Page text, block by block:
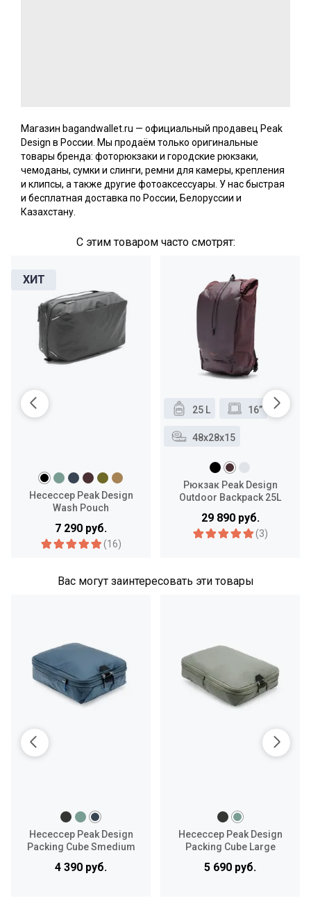
Магазин bagandwallet.ru — официальный продавец Peak
Design в России. Мы продаём только оригинальные
товары бренда: фоторюкзаки и городские рюкзаки,
чемоданы, сумки и слинги, ремни для камеры, крепления
и клипсы, а также другие фотоаксессуары. У нас быстрая
и бесплатная доставка по России, Белоруссии и
Казахстану.
С этим товаром часто смотрят:
Несессер Peak Design
Wash Pouch
7 290 руб.
(16)
25 L 16”
48x28x15
Рюкзак Peak Design
Outdoor Backpack 25L
29 890 руб.
(3)
Вас могут заинтересовать эти товары
Несессер Peak Design
Packing Cube Smedium
4 390 руб.
Несессер Peak Design
Packing Cube Large
5 690 руб.